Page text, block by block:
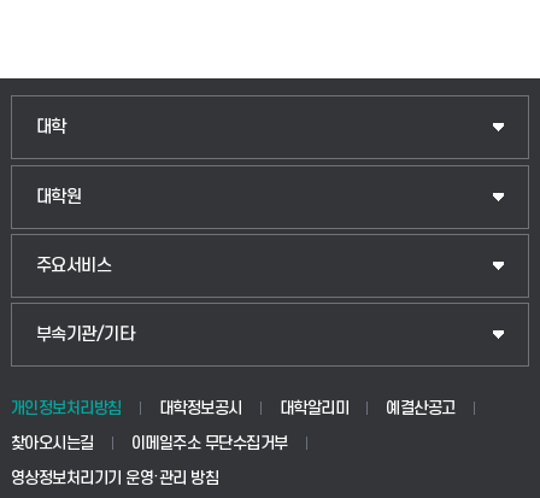
대학
인문융합공공인재학부
법경영학부
생명공학부
대학원
일반대학원
산업대학원
공공정책대학원
교육대학원
주요서비스
입학안내
웹메일
학사시스템(전문학사 및 전공심화)
부속기관/기타
중앙도서관
학생생활관(안성)
개인정보처리방침 대학정보공시 대학알리미
예결산공고
찾아오시는길
이메일주소 무단수집거부
영상정보처리기기 운영·관리 방침